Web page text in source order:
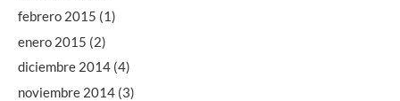
febrero 2015 (1)
enero 2015 (2)
diciembre 2014 (4)
noviembre 2014 (3)